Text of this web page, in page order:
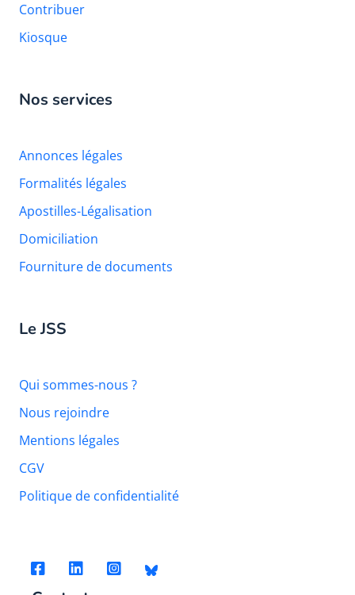
Contribuer
Kiosque
Nos services
Annonces légales
Formalités légales
Apostilles-Légalisation
Domiciliation
Fourniture de documents
Le JSS
Qui sommes-nous ?
Nous rejoindre
Mentions légales
CGV
Politique de confidentialité